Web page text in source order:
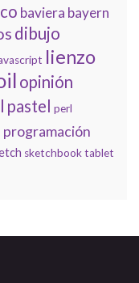
baviera bayern
dibujo
lienzo
opinión
pastel perl
programación
sketchbooktablet